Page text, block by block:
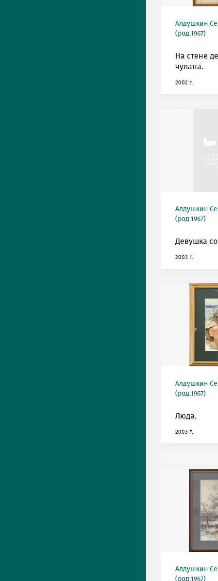
Алдушкин
(род.1967)
На стене
чулана.
2002 г.
Алдушкин
(род.1967)
Девушка
2003 г.
Алдушкин
(род.1967)
Люда.
2003 г.
Алдушкин
(род.1967)